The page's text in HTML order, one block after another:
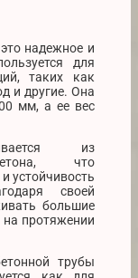
надежное и
для
таких как
и другие. Она
мм, а ее вес
из
что
устойчивость
своей
большие
на протяжении
трубы